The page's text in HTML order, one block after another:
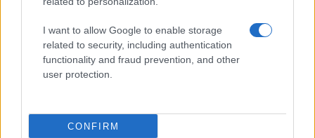
I want to allow Google to enable storage
related to security, including authentication
functionality and fraud prevention, and other
user protection.
CONFIRM
Cruciani: “Le parole di Fico sul caso